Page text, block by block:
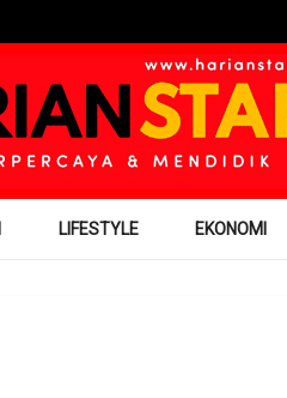
LIFESTYLE EKONOMI